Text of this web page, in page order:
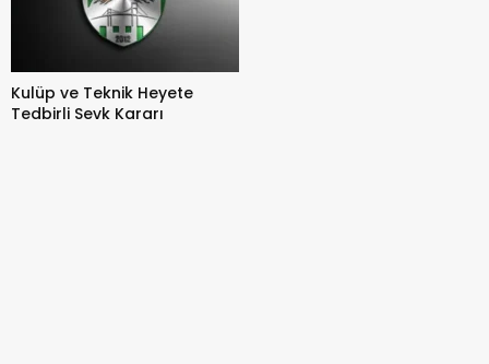
Kulüp ve Teknik Heyete
Tedbirli Sevk Kararı